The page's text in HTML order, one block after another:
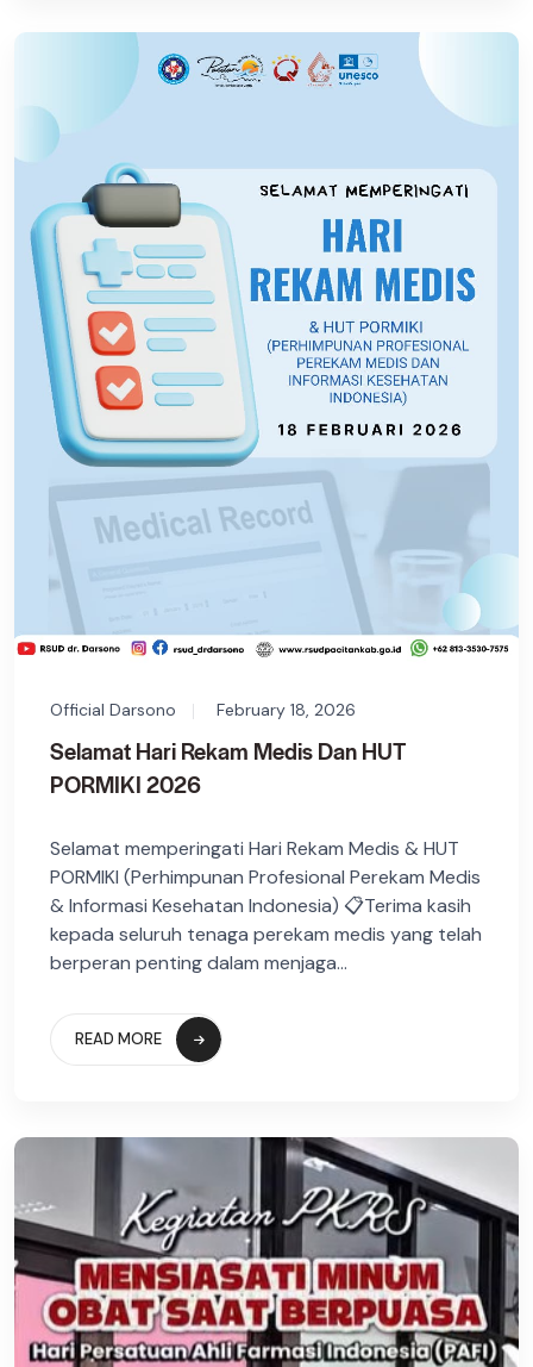
Official Darsono February 18, 2026
Selamat Hari Rekam Medis Dan HUT
PORMIKI 2026
Selamat memperingati Hari Rekam Medis & HUT
PORMIKI (Perhimpunan Profesional Perekam Medis
& Informasi Kesehatan Indonesia) 📋Terima kasih
kepada seluruh tenaga perekam medis yang telah
berperan penting dalam menjaga...
READ MORE